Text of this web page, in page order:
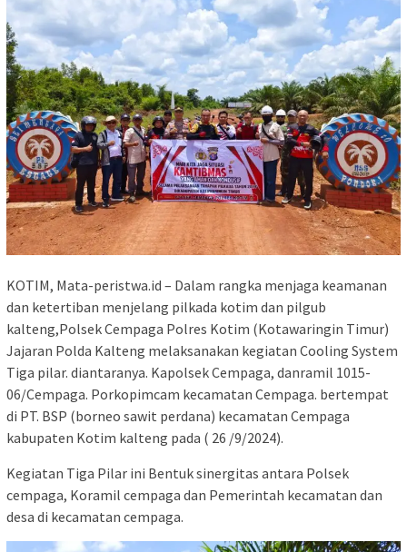
KOTIM, Mata-peristwa.id – Dalam rangka menjaga keamanan
dan ketertiban menjelang pilkada kotim dan pilgub
kalteng,Polsek Cempaga Polres Kotim (Kotawaringin Timur)
Jajaran Polda Kalteng melaksanakan kegiatan Cooling System
Tiga pilar. diantaranya. Kapolsek Cempaga, danramil 1015-
06/Cempaga. Porkopimcam kecamatan Cempaga. bertempat
di PT. BSP (borneo sawit perdana) kecamatan Cempaga
kabupaten Kotim kalteng pada ( 26 /9/2024).
Kegiatan Tiga Pilar ini Bentuk sinergitas antara Polsek
cempaga, Koramil cempaga dan Pemerintah kecamatan dan
desa di kecamatan cempaga.